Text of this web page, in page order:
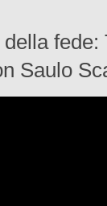
fede:
Saulo